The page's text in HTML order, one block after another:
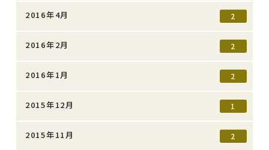
2016年4月 2
2016年2月 2
2016年1月 2
2015年12月 1
2015年11月 2